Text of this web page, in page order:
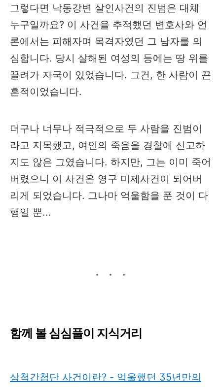
그렇다면 낙동강변 살인사건의 진범은 대체
누구일까요? 이 사건을 추적했던 변호사와 언
론에서는 피해자며 목격자였던 그 남자를 의
심합니다. 당시 살해된 여성의 등에는 땅 위를
끌려가 자국이 있었습니다. 그건, 한 사람이 끈
흔적이었습니다.
더구나 너무나 적극적으로 두 사람을 진범이
라고 지목했고, 여인의 죽음을 경찰에 신고하
지도 않은 그였습니다. 하지만, 그는 이미 죽어
버렸으니 이 사건은 영구 미제사건이 되어버
리게 되었습니다. 그나마 억울함을 푼 것이 다
행일 뿐...​
함께 볼 심심풀이 지식거리
삼척간첩단 사건이란? - 억울했던 35년만의